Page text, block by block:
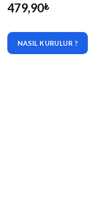
479,90₺
NASIL KURULUR ?